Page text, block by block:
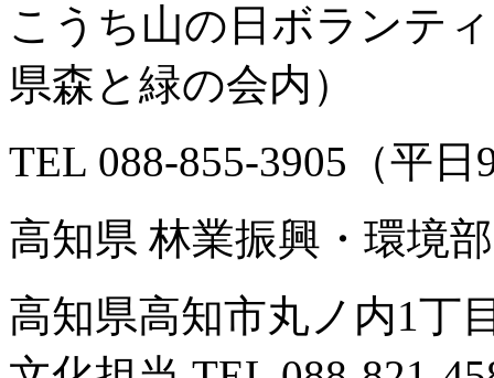
こうち山の日ボランテ
県森と緑の会内）
TEL 088-855-3905（平日
高知県 林業振興・環境
高知県高知市丸ノ内1丁